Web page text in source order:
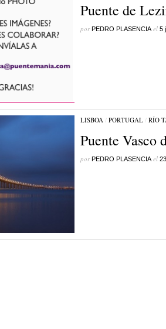
Puente de
porPEDRO PLASENCIAel 5
LISBOA/ PORTUGAL/ RÍO
Puente Vasco
porPEDRO PLASENCIAel